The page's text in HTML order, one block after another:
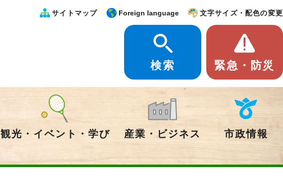
サイトマップ Foreign language 文字サイズ・配色の変更
検索 緊急・防災
観光・イベント・学び 産業・ビジネス 市政情報